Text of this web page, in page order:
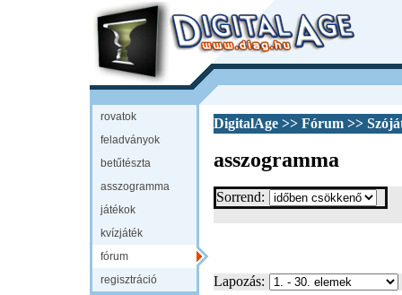
rovatok
feladványok
betűtészta
asszogramma
játékok
kvízjáték
fórum
regisztráció
DigitalAge >> Fórum >>
asszogramma
Sorrend:
Lapozás: